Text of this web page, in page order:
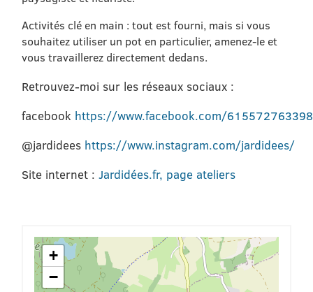
Activités clé en main : tout est fourni, mais si vous
souhaitez utiliser un pot en particulier, amenez-le et
vous travaillerez directement dedans.
Retrouvez-moi sur les réseaux sociaux :
facebook https://www.facebook.com/
@jardidees https://www.instagram.com/jardidees/
Site internet :Jardidées.fr, page ateliers
+
−